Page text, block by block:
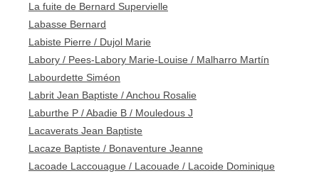
La fuite de Bernard Supervielle
Labasse Bernard
Labiste Pierre / Dujol Marie
Labory / Pees-Labory Marie-Louise / Malharro Martín
Labourdette Siméon
Labrit Jean Baptiste / Anchou Rosalie
Laburthe P / Abadie B / Mouledous J
Lacaverats Jean Baptiste
Lacaze Baptiste / Bonaventure Jeanne
Lacoade Laccouague / Lacouade / Lacoide Dominique